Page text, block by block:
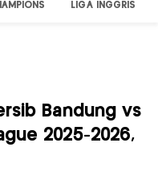
LIGA INGGRIS
Bandung vs
2025-2026,